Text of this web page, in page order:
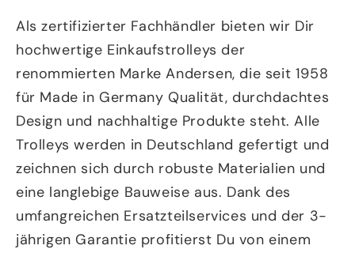
Als zertifizierter Fachhändler bieten wir Dir
hochwertige Einkaufstrolleys der
renommierten Marke Andersen, die seit 1958
für Made in Germany Qualität, durchdachtes
Design und nachhaltige Produkte steht. Alle
Trolleys werden in Deutschland gefertigt und
zeichnen sich durch robuste Materialien und
eine langlebige Bauweise aus. Dank des
umfangreichen Ersatzteilservices und der 3-
jährigen Garantie profitierst Du von einem